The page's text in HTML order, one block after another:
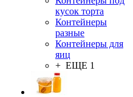
кусок торта
Контейнеры
разные
Контейнеры для
яиц
+ ЕЩЕ 1